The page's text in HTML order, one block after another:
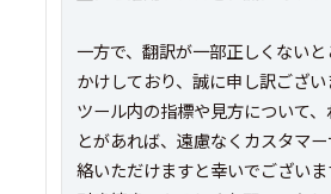
一方で、翻訳が一部正しくない
かけしており、誠に申し訳ござい
ツール内の指標や見方について
とがあれば、遠慮なくカスタマ
絡いただけますと幸いでございま